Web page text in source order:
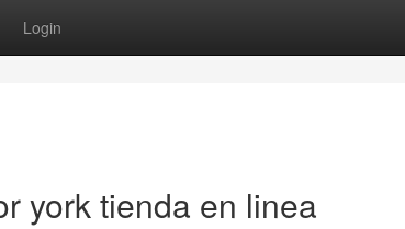
Login
york tienda en linea